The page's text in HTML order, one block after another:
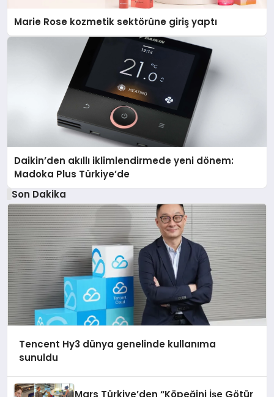
Marie Rose kozmetik sektörüne giriş yaptı
Daikin’den akıllı iklimlendirmede yeni dönem:
Madoka Plus Türkiye’de
Son Dakika
Tencent Hy3 dünya genelinde kullanıma
sunuldu
Mars Türkiye’den “Köpeğini İşe Götür